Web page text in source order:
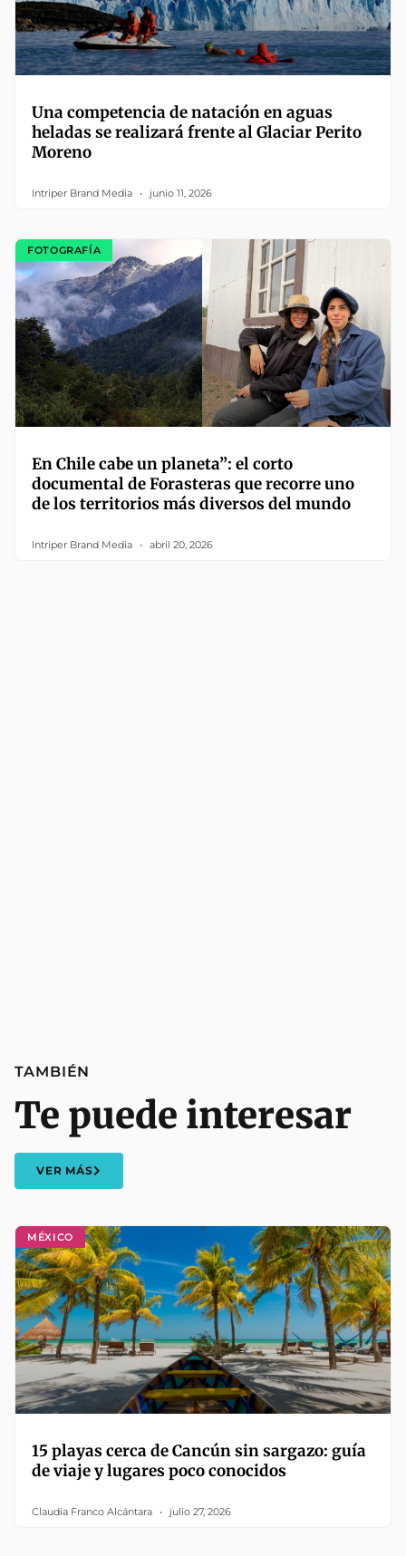
Una competencia de natación en aguas
heladas se realizará frente al Glaciar Perito
Moreno
Intriper Brand Media junio 11, 2026
FOTOGRAFÍA
En Chile cabe un planeta”: el corto
documental de Forasteras que recorre uno
de los territorios más diversos del mundo
Intriper Brand Media abril 20, 2026
MÉXICO
15 playas cerca de Cancún sin sargazo: guía
de viaje y lugares poco conocidos
Claudia Franco Alcántara julio 27, 2026
TAMBIÉN
Te puede interesar
VER MÁS